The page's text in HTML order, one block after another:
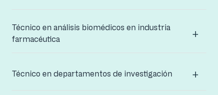
Técnico en análisis biomédicos en industria
farmacéutica
Técnico en departamentos de investigación